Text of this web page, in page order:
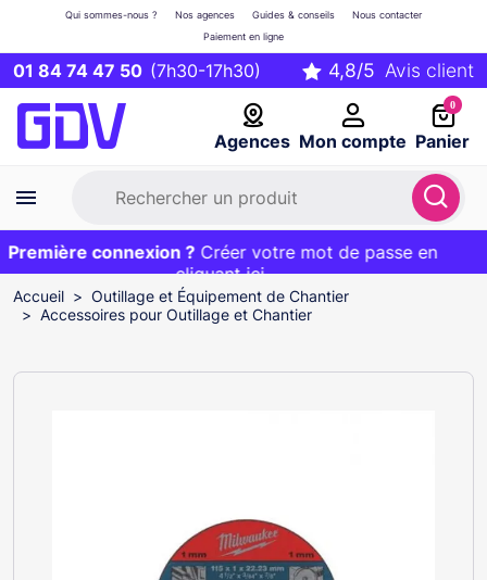
01 84 74 47 50 (7h30-17h30)
Agences Mon compte
Qui sommes-nous ? Nos agences Guides & conseils
Nous contacter
Paiement en ligne
0
Panier
Première commande ?20€ OFFERT sur votre panier
et livraison 24/48h gratuite avec le codeBIENVENUE
connexion ? Créer votre mot de passe en
cliquant ici
EXCLU WEB :
Accueil
Outillage et Équipement de Chantier
Accessoires pour Outillage et Chantier